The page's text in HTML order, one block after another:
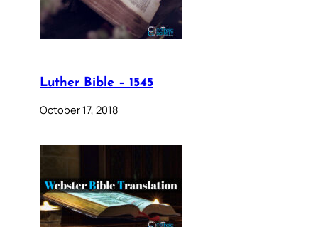
Luther Bible – 1545
October 17, 2018